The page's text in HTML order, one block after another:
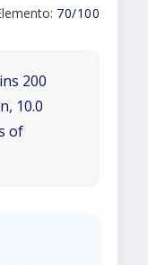
70/100
200
10.0
of